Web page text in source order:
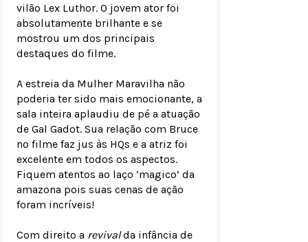
vilão Lex Luthor. O jovem ator foi
absolutamente brilhante e se
mostrou um dos principais
destaques do filme.
A estreia da Mulher Maravilha não
poderia ter sido mais emocionante, a
sala inteira aplaudiu de pé a atuação
de Gal Gadot. Sua relação com Bruce
no filme faz jus às HQs e a atriz foi
excelente em todos os aspectos.
Fiquem atentos ao laço ‘magico’ da
amazona pois suas cenas de ação
foram incríveis!
Com direito a revivalda infância de